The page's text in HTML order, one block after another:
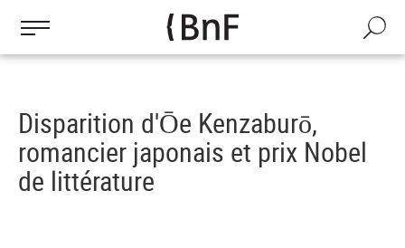
contenu
Recherche
Disparition d'Ōe Kenzaburō,
romancier japonais et prix Nobel
de littérature